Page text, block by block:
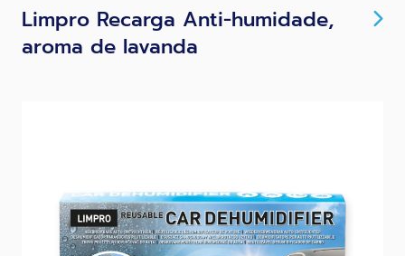
Limpro Recarga Anti-humidade,
aroma de lavanda